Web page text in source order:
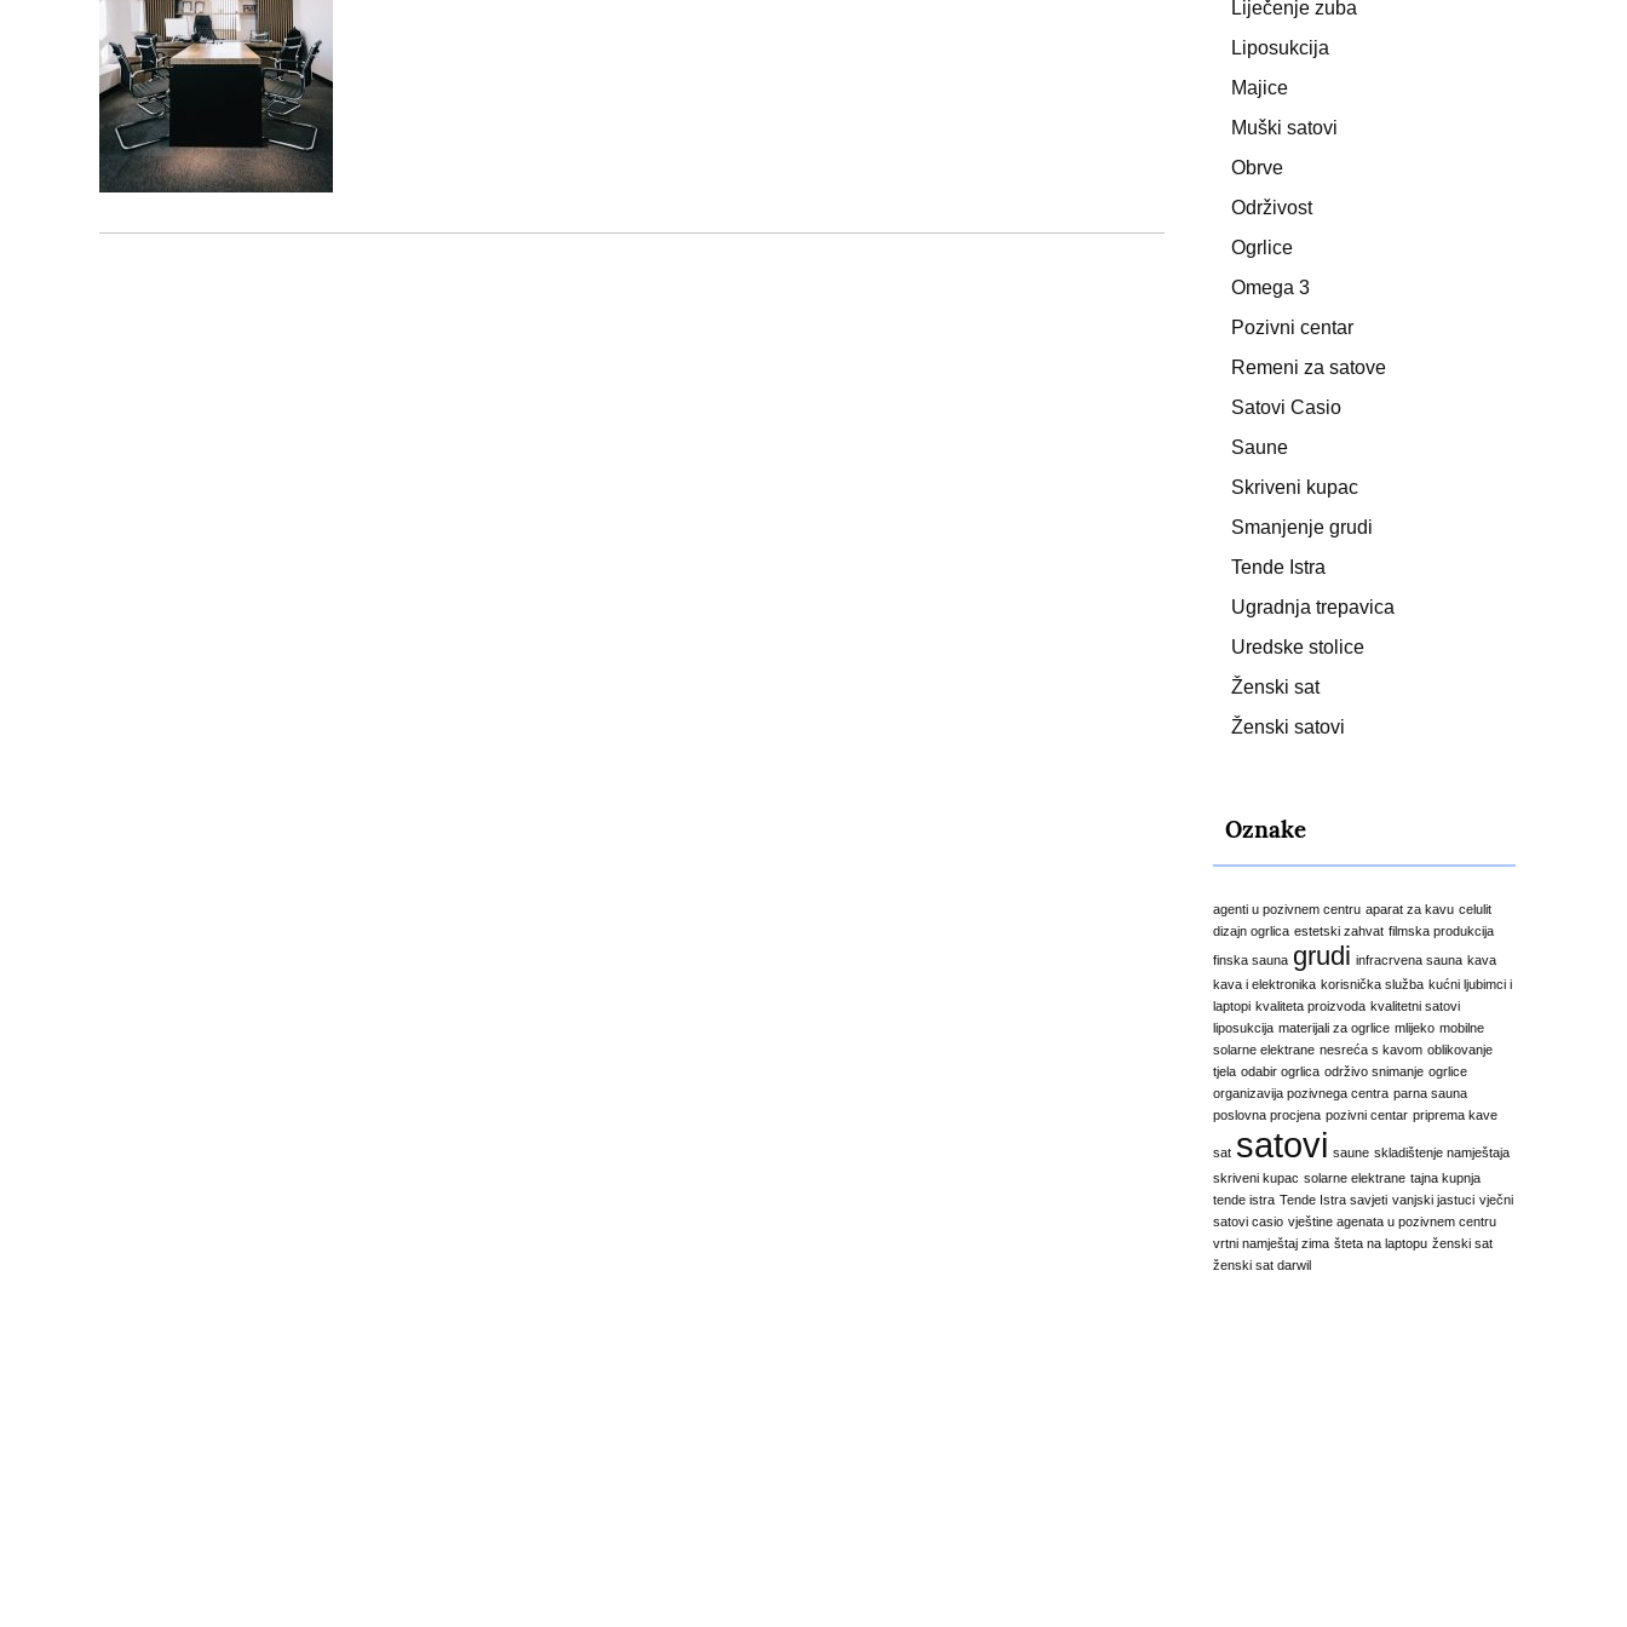
Liječenje zuba
Liposukcija
Majice
Muški satovi
Obrve
Održivost
Ogrlice
Omega 3
Pozivni centar
Remeni za satove
Satovi Casio
Saune
Skriveni kupac
Smanjenje grudi
Tende Istra
Ugradnja trepavica
Uredske stolice
Ženski sat
Ženski satovi
Oznake
agenti u pozivnem centru aparat za kavu celulit
dizajn ogrlica estetski zahvat filmska produkcija
finska sauna grudi infracrvena sauna kava
kava i elektronika korisnička služba kućni ljubimci i
laptopi kvaliteta proizvoda kvalitetni satovi
liposukcija materijali za ogrlice mlijeko mobilne
solarne elektrane nesreća s kavom oblikovanje
tjela odabir ogrlica održivo snimanje ogrlice
organizavija pozivnega centra parna sauna
poslovna procjena pozivni centar priprema kave
sat satovi saune skladištenje namještaja
skriveni kupac solarne elektrane tajna kupnja
tende istra Tende Istra savjeti vanjski jastuci vječni
satovi casio vještine agenata u pozivnem centru
vrtni namještaj zima šteta na laptopu ženski sat
ženski sat darwil